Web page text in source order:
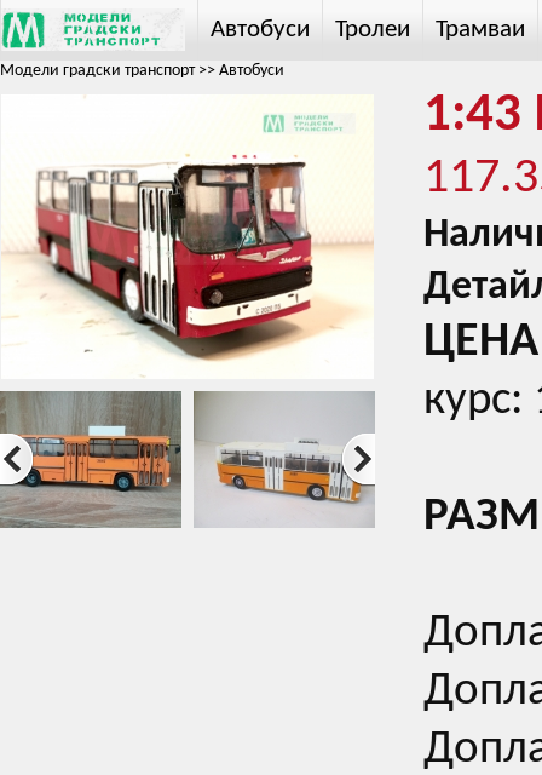
Автобуси Тролеи Трамваи
Модели градски транспорт>> Автобуси
1:43
ЦЕНА
курс: